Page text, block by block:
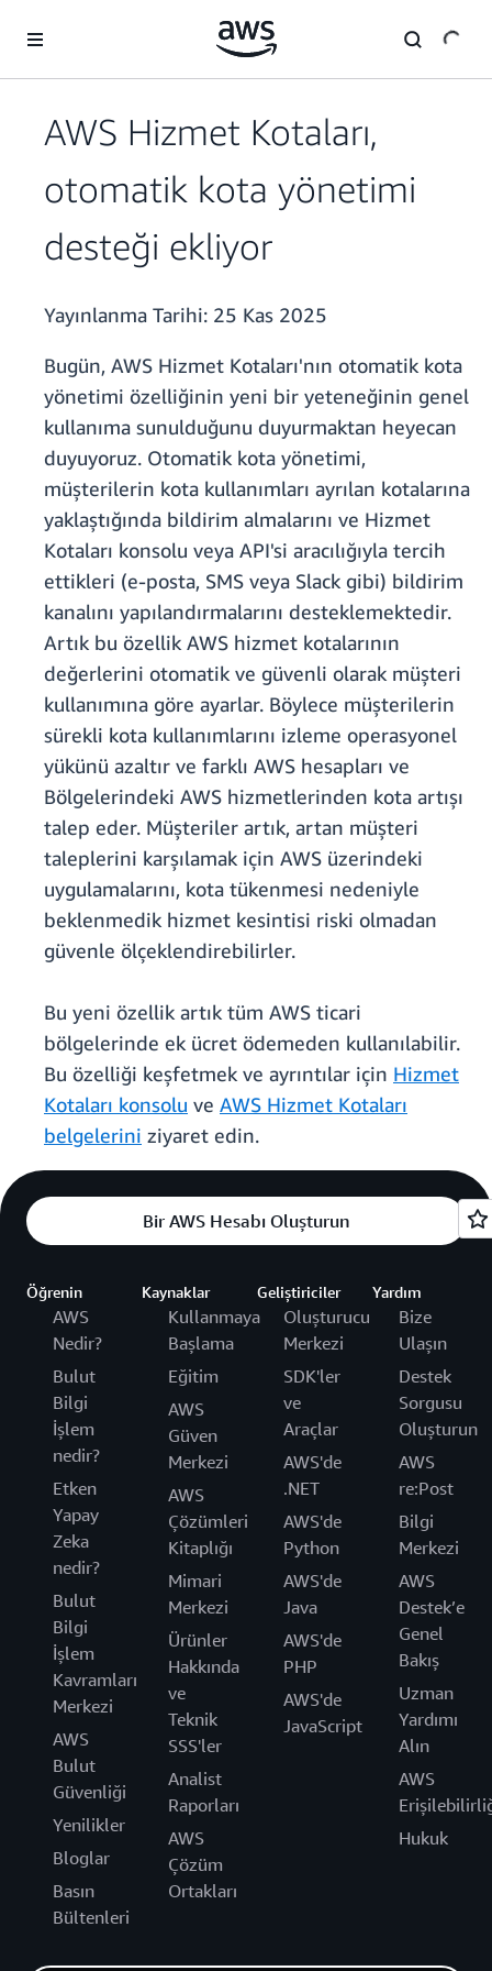
AWS Hizmet Kotaları,
otomatik kota yönetimi
desteği ekliyor
Yayınlanma Tarihi: 25 Kas 2025
Bugün, AWS Hizmet Kotaları'nın otomatik kota
yönetimi özelliğinin yeni bir yeteneğinin genel
kullanıma sunulduğunu duyurmaktan heyecan
duyuyoruz. Otomatik kota yönetimi,
müşterilerin kota kullanımları ayrılan kotalarına
yaklaştığında bildirim almalarını ve Hizmet
Kotaları konsolu veya API'si aracılığıyla tercih
ettikleri (e-posta, SMS veya Slack gibi) bildirim
kanalını yapılandırmalarını desteklemektedir.
Artık bu özellik AWS hizmet kotalarının
değerlerini otomatik ve güvenli olarak müşteri
kullanımına göre ayarlar. Böylece müşterilerin
sürekli kota kullanımlarını izleme operasyonel
yükünü azaltır ve farklı AWS hesapları ve
Bölgelerindeki AWS hizmetlerinden kota artışı
talep eder. Müşteriler artık, artan müşteri
taleplerini karşılamak için AWS üzerindeki
uygulamalarını, kota tükenmesi nedeniyle
beklenmedik hizmet kesintisi riski olmadan
güvenle ölçeklendirebilirler.
Bu yeni özellik artık tüm AWS ticari
bölgelerinde ek ücret ödemeden kullanılabilir.
Bu özelliği keşfetmek ve ayrıntılar için Hizmet
Kotaları konsolu ve AWS Hizmet Kotaları
belgelerini ziyaret edin.
Bir AWS Hesabı Oluşturun
Öğrenin
AWS
Nedir?
Bulut
Bilgi
İşlem
nedir?
Etken
Yapay
Zeka
nedir?
Bulut
Bilgi
İşlem
Kavramları
Merkezi
AWS
Bulut
Güvenliği
Yenilikler
Bloglar
Basın
Bültenleri
Kaynaklar
Kullanmaya
Başlama
Eğitim
AWS
Güven
Merkezi
AWS
Çözümleri
Kitaplığı
Mimari
Merkezi
Ürünler
Hakkında
ve
Teknik
SSS'ler
Analist
Raporları
AWS
Çözüm
Ortakları
Geliştiriciler
Oluşturucu
Merkezi
SDK'ler
ve
Araçlar
AWS'de
.NET
AWS'de
Python
AWS'de
Java
AWS'de
PHP
AWS'de
JavaScript
Yardım
Bize
Ulaşın
Destek
Sorgusu
Oluşturun
AWS
re:Post
Bilgi
Merkezi
AWS
Destek’e
Genel
Bakış
Uzman
Yardımı
Alın
AWS
Hukuk